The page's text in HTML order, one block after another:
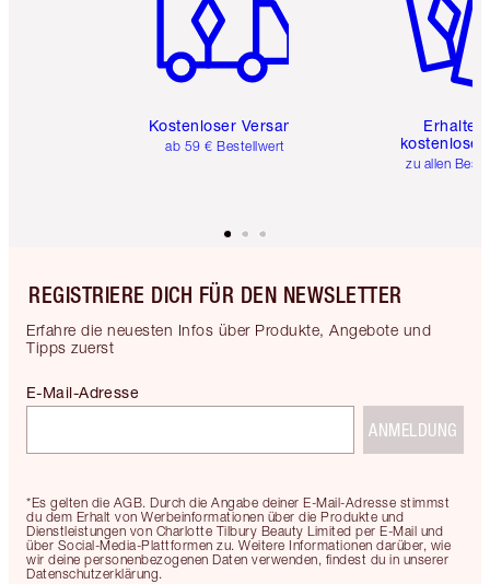
Kostenloser Versand
ab 59 € Bestellwert
Erhalte
kostenlose
zu allen
REGISTRIERE DICH FÜR DEN NEWSLETTER
Erfahre die neuesten Infos über Produkte, Angebote und
Tipps zuerst
*Es gelten die AGB. Durch die Angabe deiner E-Mail-Adresse stimmst
du dem Erhalt von Werbeinformationen über die Produkte und
Dienstleistungen von Charlotte Tilbury Beauty Limited per E-Mail und
über Social-Media-Plattformen zu. Weitere Informationen darüber, wie
wir deine personenbezogenen Daten verwenden, findest du in unserer
Datenschutzerklärung.
E-Mail-Adresse
ANMELDUNG